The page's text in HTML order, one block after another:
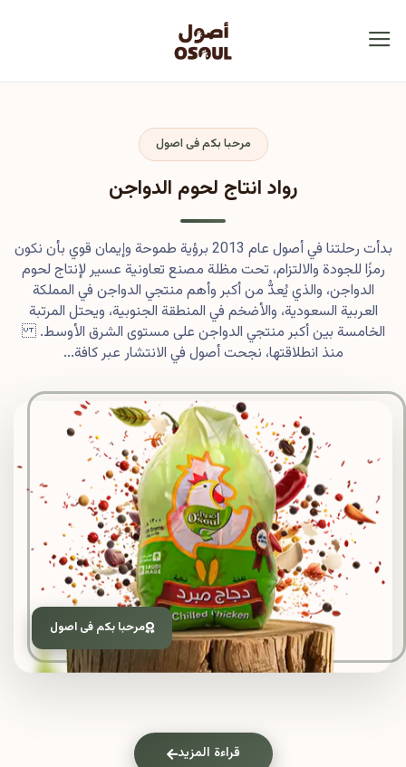
مرحبا بكم فى اصول
مرحبا بكم فى اصول
رواد انتاج لحوم الدواجن
بدأت رحلتنا في أصول عام 2013 برؤية طموحة وإيمان قوي بأن نكون
رمزًا للجودة والالتزام، تحت مظلة مصنع تعاونية عسير لإنتاج لحوم
الدواجن، والذي يُعدُّ من أكبر وأهم منتجي الدواجن في المملكة
العربية السعودية، والأضخم في المنطقة الجنوبية، ويحتل المرتبة
الخامسة بين أكبر منتجي الدواجن على مستوى الشرق الأوسط.
منذ انطلاقتها، نجحت أصول في الانتشار عبر كافة...
قراءة المزيد